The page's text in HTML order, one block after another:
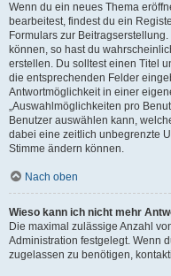
Wenn du ein neues Thema
bearbeitest, findest du ein
Formulars zur
können, so hast du
erstellen. Du solltest einen Titel
die entsprechenden Felder
Antwortmöglichkeit in einer
„Auswahlmöglichkeiten pro
Benutzer auswählen kann,
dabei eine zeitlich unbegrenzte
Stimme ändern können.
Nach oben
Wieso kann ich nicht mehr
Die maximal zulässige Anzahl
Administration festgelegt. Wenn
zugelassen zu benötigen,